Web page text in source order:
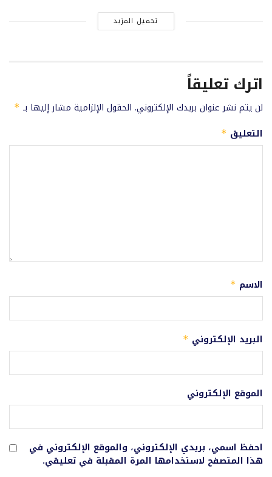
تحميل المزيد
اترك تعليقاً
لن يتم نشر عنوان بريدك الإلكتروني. الحقول الإلزامية مشار إليها بـ *
التعليق *
الاسم *
البريد الإلكتروني *
الموقع الإلكتروني
احفظ اسمي، بريدي الإلكتروني، والموقع الإلكتروني في
هذا المتصفح لاستخدامها المرة المقبلة في تعليقي.